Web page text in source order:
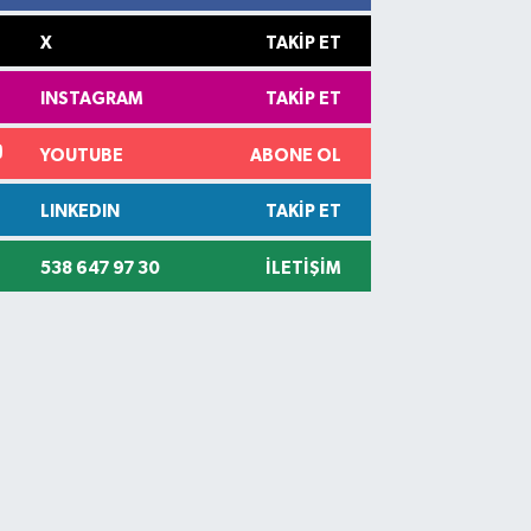
X TAKIP ET
INSTAGRAM TAKIP ET
YOUTUBE ABONE OL
LINKEDIN TAKIP ET
538 647 97 30 İLETIŞIM